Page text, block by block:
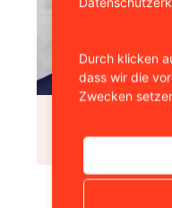
Durch klicken
dass wir die
Zwecken